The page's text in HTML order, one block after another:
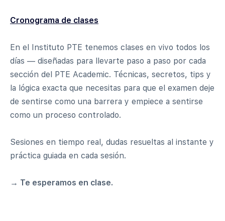
Cronograma de clases
En el Instituto PTE tenemos clases en vivo todos los
días — diseñadas para llevarte paso a paso por cada
sección del PTE Academic. Técnicas, secretos, tips y
la lógica exacta que necesitas para que el examen deje
de sentirse como una barrera y empiece a sentirse
como un proceso controlado.
Sesiones en tiempo real, dudas resueltas al instante y
práctica guiada en cada sesión.
→ Te esperamos en clase.